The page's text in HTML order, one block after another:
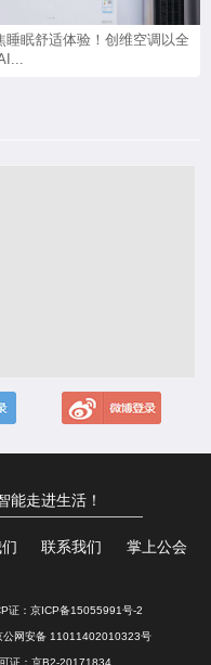
睡眠舒适体验！创维空调以全
能走进生活！
联系我们 掌上公会
证： 京ICP备15055991号-2
公网安备 11011402010323号
证：京B2-20171834